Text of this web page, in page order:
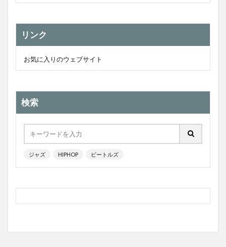
リンク
お気に入りのウェブサイト
検索
ジャズ HIPHOP ビートルズ